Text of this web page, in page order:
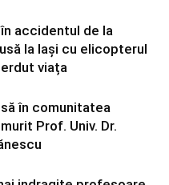
accidentul de la
la Iași cu elicopterul
viața
în comunitatea
Prof. Univ. Dr.